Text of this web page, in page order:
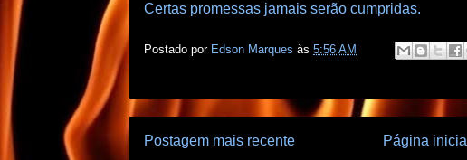
Certas promessas jamais serão cumpridas.
Postado por Edson Marques às 5:56 AM
Postagem mais recente Página inicial